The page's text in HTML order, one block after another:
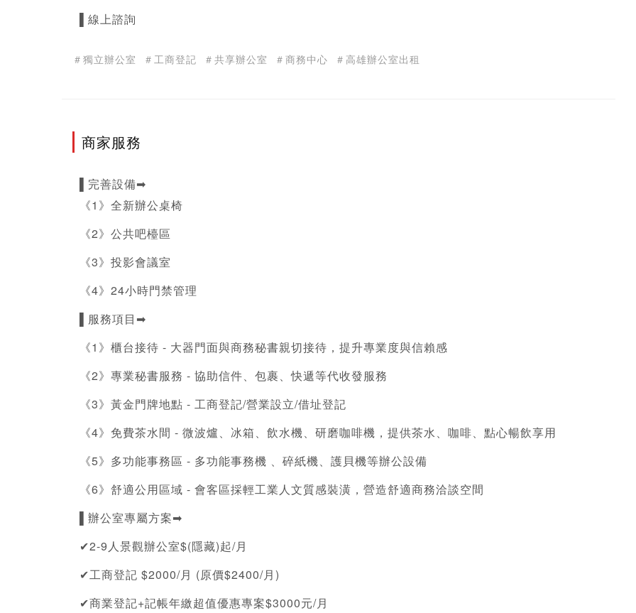
▌線上諮詢
＃獨立辦公室 ＃工商登記 ＃共享辦公室 ＃商務中心 ＃高雄辦公室出租
商家服務
▌完善設備➡
《1》全新辦公桌椅
《2》公共吧檯區
《3》投影會議室
《4》24小時門禁管理
▌服務項目➡
《1》櫃台接待 - 大器門面與商務秘書親切接待，提升專業度與信賴感
《2》專業秘書服務 - 協助信件、包裹、快遞等代收發服務
《3》黃金門牌地點 - 工商登記/營業設立/借址登記
《4》免費茶水間 - 微波爐、冰箱、飲水機、研磨咖啡機，提供茶水、咖啡、點心暢飲享用
《5》多功能事務區 - 多功能事務機 、碎紙機、護貝機等辦公設備
《6》舒適公用區域 - 會客區採輕工業人文質感裝潢，營造舒適商務洽談空間
▌辦公室專屬方案➡
✔2-9人景觀辦公室$(隱藏)起/月
✔工商登記 $2000/月 (原價$2400/月)
✔商業登記+記帳年繳超值優惠專案$3000元/月